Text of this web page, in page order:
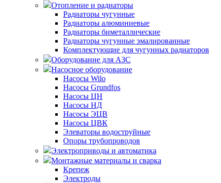
Отопление и радиаторы
Радиаторы чугунные
Радиаторы алюминиевые
Радиаторы биметаллические
Радиаторы чугунные эмалированные
Комплектующие для чугунных радиаторов
Оборудование для АЗС
Насосное оборудование
Насосы Wilo
Насосы Grundfos
Насосы ЦН
Насосы НД
Насосы ЭЦВ
Насосы ЦВК
Элеваторы водоструйные
Опоры трубопроводов
Электроприводы и автоматика
Монтажные материалы и сварка
Крепеж
Электроды